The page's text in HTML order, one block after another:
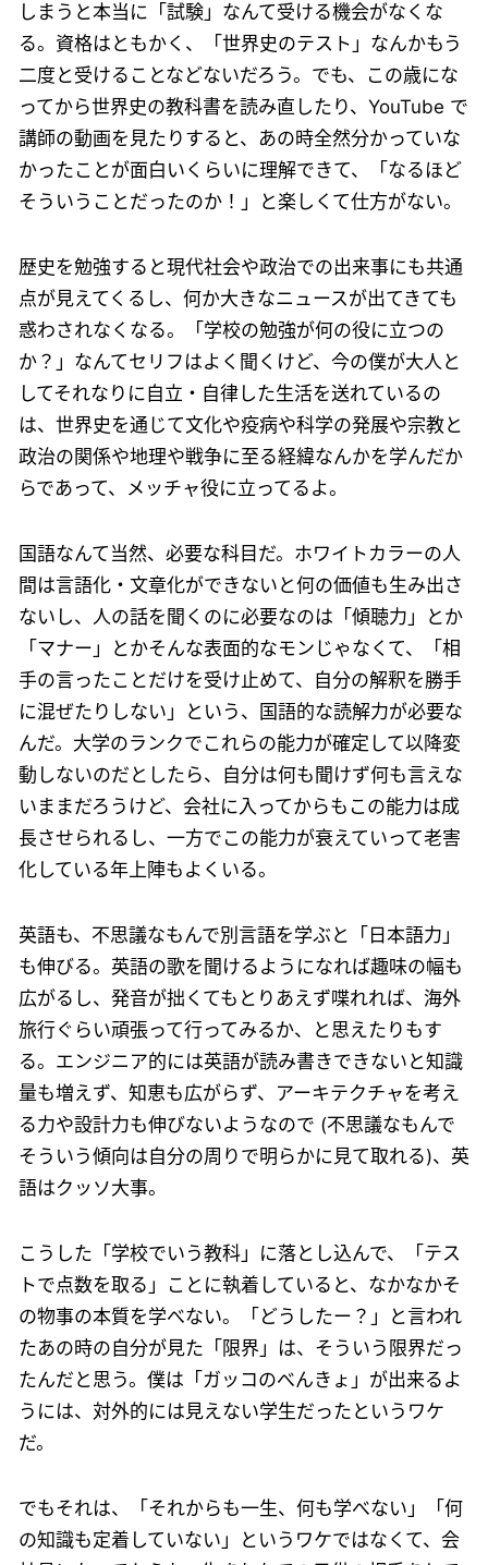
しまうと本当に「試験」なんて受ける機会がなくな
る。資格はともかく、「世界史のテスト」なんかもう
二度と受けることなどないだろう。でも、この歳にな
ってから世界史の教科書を読み直したり、YouTube で
講師の動画を見たりすると、あの時全然分かっていな
かったことが面白いくらいに理解できて、「なるほど
そういうことだったのか！」と楽しくて仕方がない。
歴史を勉強すると現代社会や政治での出来事にも共通
点が見えてくるし、何か大きなニュースが出てきても
惑わされなくなる。「学校の勉強が何の役に立つの
か？」なんてセリフはよく聞くけど、今の僕が大人と
してそれなりに自立・自律した生活を送れているの
は、世界史を通じて文化や疫病や科学の発展や宗教と
政治の関係や地理や戦争に至る経緯なんかを学んだか
らであって、メッチャ役に立ってるよ。
国語なんて当然、必要な科目だ。ホワイトカラーの人
間は言語化・文章化ができないと何の価値も生み出さ
ないし、人の話を聞くのに必要なのは「傾聴力」とか
「マナー」とかそんな表面的なモンじゃなくて、「相
手の言ったことだけを受け止めて、自分の解釈を勝手
に混ぜたりしない」という、国語的な読解力が必要な
んだ。大学のランクでこれらの能力が確定して以降変
動しないのだとしたら、自分は何も聞けず何も言えな
いままだろうけど、会社に入ってからもこの能力は成
長させられるし、一方でこの能力が衰えていって老害
化している年上陣もよくいる。
英語も、不思議なもんで別言語を学ぶと「日本語力」
も伸びる。英語の歌を聞けるようになれば趣味の幅も
広がるし、発音が拙くてもとりあえず喋れれば、海外
旅行ぐらい頑張って行ってみるか、と思えたりもす
る。エンジニア的には英語が読み書きできないと知識
量も増えず、知恵も広がらず、アーキテクチャを考え
る力や設計力も伸びないようなので (不思議なもんで
そういう傾向は自分の周りで明らかに見て取れる)、英
語はクッソ大事。
こうした「学校でいう教科」に落とし込んで、「テス
トで点数を取る」ことに執着していると、なかなかそ
の物事の本質を学べない。「どうしたー？」と言われ
たあの時の自分が見た「限界」は、そういう限界だっ
たんだと思う。僕は「ガッコのべんきょ」が出来るよ
うには、対外的には見えない学生だったというワケ
だ。
でもそれは、「それからも一生、何も学べない」「何
の知識も定着していない」というワケではなくて、会